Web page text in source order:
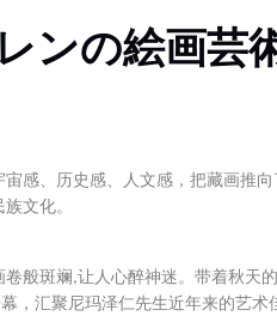
ンの絵画芸
感、历史感、人文感，把藏画
文化。
般斑斓,让人心醉神迷。带着秋
汇聚尼玛泽仁先生近年来的艺